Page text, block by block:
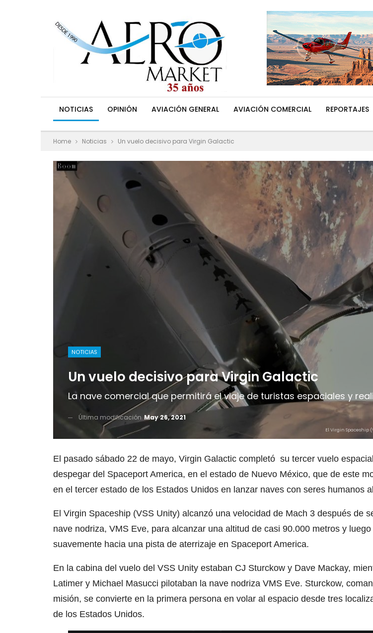
NOTICIAS OPINIÓN AVIACIÓN GENERAL AVIACIÓN COMERCIAL REPORTAJES
Home Noticias Un vuelo decisivo para Virgin Galactic
NOTICIAS
Un vuelo decisivo para Virgin Galactic
La nave comercial que permitirá el viaje de turistas espaciales y
Última modificación May 26, 2021
El Virgin Spaceship
El pasado sábado 22 de mayo, Virgin Galactic completó su tercer vuelo
despegar del Spaceport America, en el estado de Nuevo México, que de este
en el tercer estado de los Estados Unidos en lanzar naves con seres humanos
El Virgin Spaceship (VSS Unity) alcanzó una velocidad de Mach 3 después de
nave nodriza, VMS Eve, para alcanzar una altitud de casi 90.000 metros y
suavemente hacia una pista de aterrizaje en Spaceport America.
En la cabina del vuelo del VSS Unity estaban CJ Sturckow y Dave Mackay,
Latimer y Michael Masucci pilotaban la nave nodriza VMS Eve. Sturckow,
misión, se convierte en la primera persona en volar al espacio desde tres
de los Estados Unidos.